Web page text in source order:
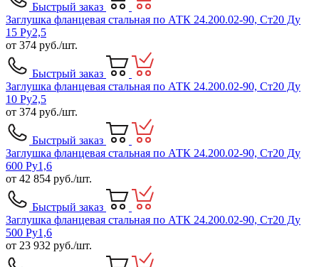
Быстрый заказ
Заглушка фланцевая стальная по АТК 24.200.02-90, Ст20 Ду
15 Ру2,5
от 374 руб./шт.
Быстрый заказ
Заглушка фланцевая стальная по АТК 24.200.02-90, Ст20 Ду
10 Ру2,5
от 374 руб./шт.
Быстрый заказ
Заглушка фланцевая стальная по АТК 24.200.02-90, Ст20 Ду
600 Ру1,6
от 42 854 руб./шт.
Быстрый заказ
Заглушка фланцевая стальная по АТК 24.200.02-90, Ст20 Ду
500 Ру1,6
от 23 932 руб./шт.